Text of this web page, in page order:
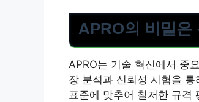
APRO의 비밀은
APRO는 기술 혁신에서 중
장 분석과 신뢰성 시험을
표준에 맞추어 철저한 규격